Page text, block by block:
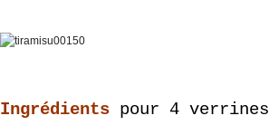
Ingrédients pour 4 verrines